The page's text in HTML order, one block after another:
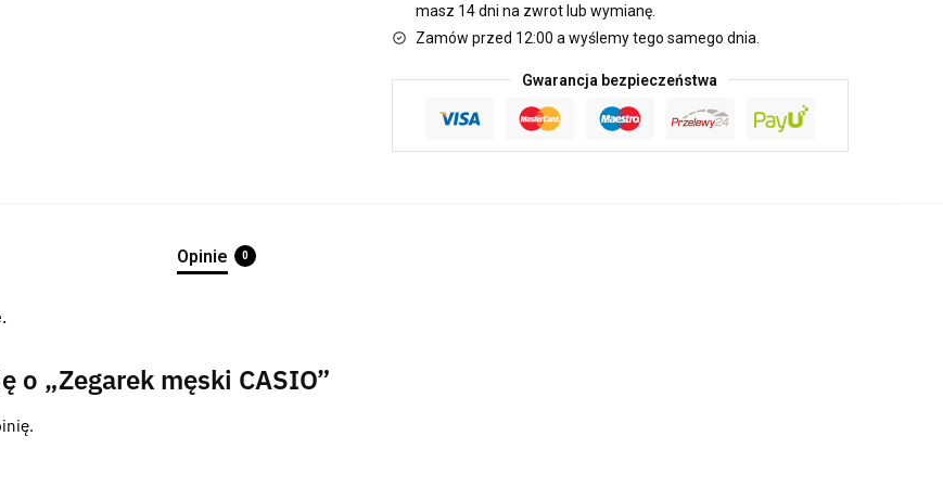
masz 14 dni na zwrot lub wymianę.
Zamów przed 12:00 a wyślemy tego samego dnia.
Gwarancja bezpieczeństwa
Opinie 0
o „Zegarek męski CASIO”